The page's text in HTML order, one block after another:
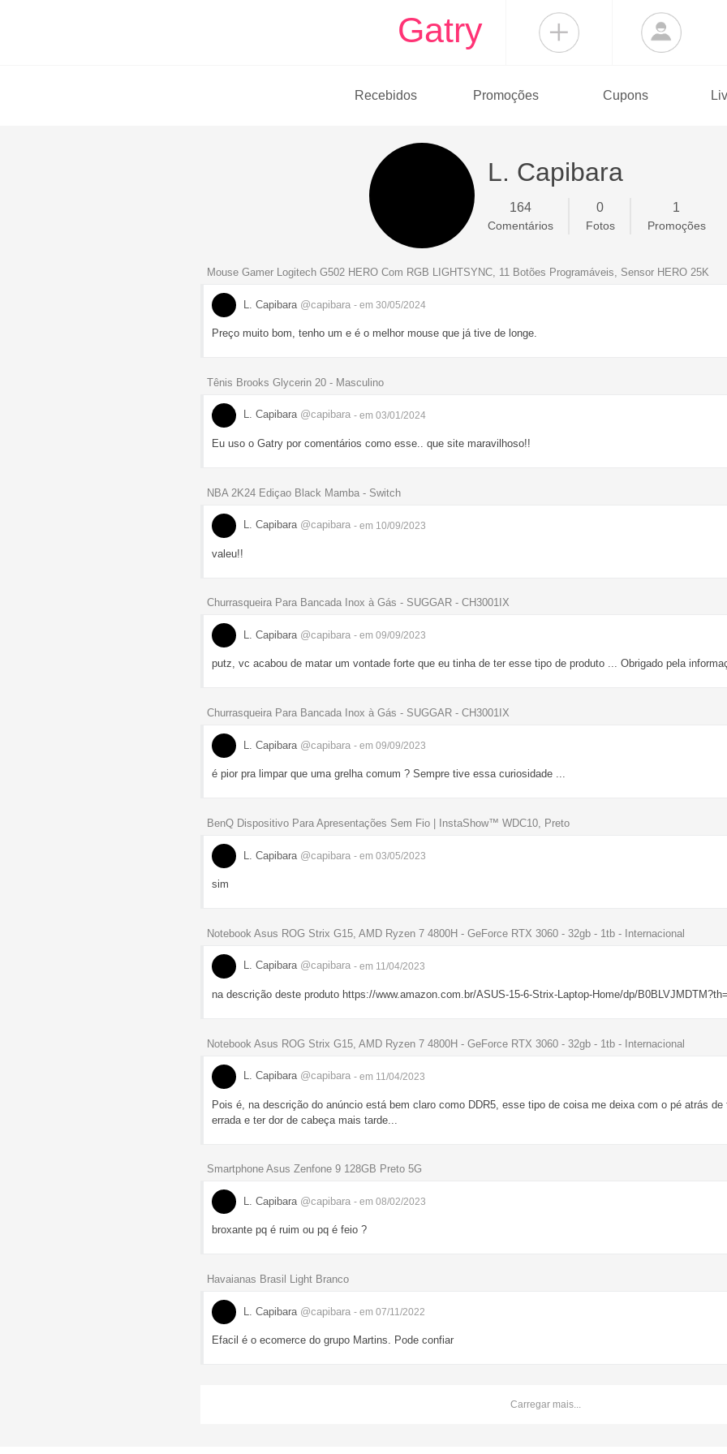
Gatry
Recebidos Promoções Cupons
L. Capibara
164
Comentários
0
Fotos
1
Promoções
Mouse Gamer Logitech G502 HERO Com RGB LIGHTSYNC, 11 Botões Programáveis, Sensor HERO 25K
L. Capibara @capibara - em 30/05/2024
Preço muito bom, tenho um e é o melhor mouse que já tive de longe.
Tênis Brooks Glycerin 20 - Masculino
L. Capibara @capibara - em 03/01/2024
Eu uso o Gatry por comentários como esse.. que site maravilhoso!!
NBA 2K24 Ediçao Black Mamba - Switch
L. Capibara @capibara - em 10/09/2023
valeu!!
Churrasqueira Para Bancada Inox à Gás - SUGGAR - CH3001IX
L. Capibara @capibara - em 09/09/2023
putz, vc acabou de matar um vontade forte que eu tinha de ter esse tipo de produto ... Obrigado pela
Churrasqueira Para Bancada Inox à Gás - SUGGAR - CH3001IX
L. Capibara @capibara - em 09/09/2023
é pior pra limpar que uma grelha comum ? Sempre tive essa curiosidade ...
BenQ Dispositivo Para Apresentações Sem Fio | InstaShow™ WDC10, Preto
L. Capibara @capibara - em 03/05/2023
sim
Notebook Asus ROG Strix G15, AMD Ryzen 7 4800H - GeForce RTX 3060 - 32gb - 1tb - Internacional
L. Capibara @capibara - em 11/04/2023
na descrição deste produto https://www.amazon.com.br/ASUS-15-6-Strix-Laptop-Home/dp/
Notebook Asus ROG Strix G15, AMD Ryzen 7 4800H - GeForce RTX 3060 - 32gb - 1tb - Internacional
L. Capibara @capibara - em 11/04/2023
Pois é, na descrição do anúncio está bem claro como DDR5, esse tipo de coisa me deixa com o pé atrás
errada e ter dor de cabeça mais tarde...
Smartphone Asus Zenfone 9 128GB Preto 5G
L. Capibara @capibara - em 08/02/2023
broxante pq é ruim ou pq é feio ?
Havaianas Brasil Light Branco
L. Capibara @capibara - em 07/11/2022
Efacil é o ecomerce do grupo Martins. Pode confiar
Carregar mais...